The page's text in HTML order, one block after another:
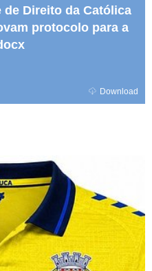
de Direito da Católica
protocolo para a
Download